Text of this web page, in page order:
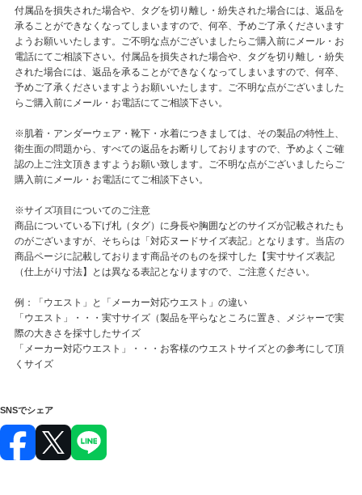
付属品を損失された場合や、タグを切り離し・紛失された場合には、返品を
承ることができなくなってしまいますので、何卒、予めご了承くださいます
ようお願いいたします。ご不明な点がございましたらご購入前にメール・お
電話にてご相談下さい。付属品を損失された場合や、タグを切り離し・紛失
された場合には、返品を承ることができなくなってしまいますので、何卒、
予めご了承くださいますようお願いいたします。ご不明な点がございました
らご購入前にメール・お電話にてご相談下さい。
※肌着・アンダーウェア・靴下・水着につきましては、その製品の特性上、
衛生面の問題から、すべての返品をお断りしておりますので、予めよくご確
認の上ご注文頂きますようお願い致します。ご不明な点がございましたらご
購入前にメール・お電話にてご相談下さい。
※サイズ項目についてのご注意
商品についている下げ札（タグ）に身長や胸囲などのサイズが記載されたも
のがございますが、そちらは「対応ヌードサイズ表記」となります。当店の
商品ページに記載しております商品そのものを採寸した【実寸サイズ表記
（仕上がり寸法】とは異なる表記となりますので、ご注意ください。
例：「ウエスト」と「メーカー対応ウエスト」の違い
「ウエスト」・・・実寸サイズ（製品を平らなところに置き、メジャーで実
際の大きさを採寸したサイズ
「メーカー対応ウエスト」・・・お客様のウエストサイズとの参考にして頂
くサイズ
SNSでシェア